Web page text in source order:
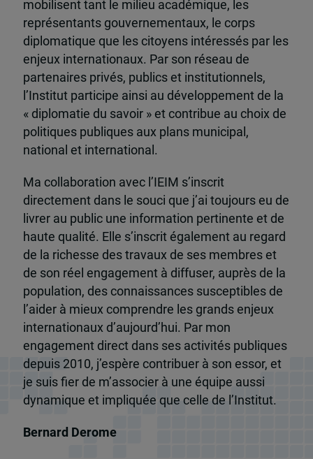
mobilisent tant le milieu académique, les
représentants gouvernementaux, le corps
diplomatique que les citoyens intéressés par les
enjeux internationaux. Par son réseau de
partenaires privés, publics et institutionnels,
l’Institut participe ainsi au développement de la
« diplomatie du savoir » et contribue au choix de
politiques publiques aux plans municipal,
national et international.
Ma collaboration avec l’IEIM s’inscrit
directement dans le souci que j’ai toujours eu de
livrer au public une information pertinente et de
haute qualité. Elle s’inscrit également au regard
de la richesse des travaux de ses membres et
de son réel engagement à diffuser, auprès de la
population, des connaissances susceptibles de
l’aider à mieux comprendre les grands enjeux
internationaux d’aujourd’hui. Par mon
engagement direct dans ses activités publiques
depuis 2010, j’espère contribuer à son essor, et
je suis fier de m’associer à une équipe aussi
dynamique et impliquée que celle de l’Institut.
Bernard Derome